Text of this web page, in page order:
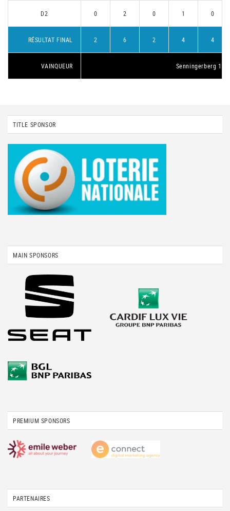
D2 0 2 0 1 0
RÉSULTAT FINAL 2 6 2 4 4
VAINQUEUR Senningerberg 1
TITLE SPONSOR
MAIN SPONSORS
PREMIUM SPONSORS
PARTENAIRES